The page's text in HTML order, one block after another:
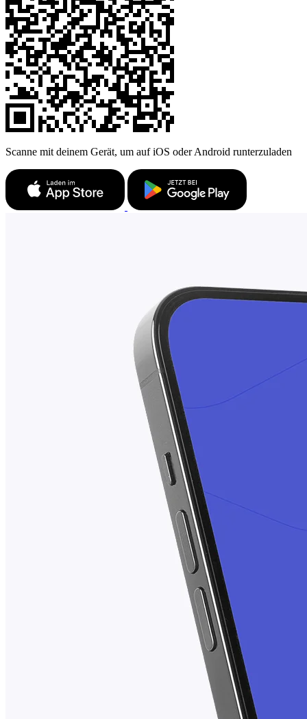
Scanne mit deinem Gerät, um auf iOS oder Android runterzuladen